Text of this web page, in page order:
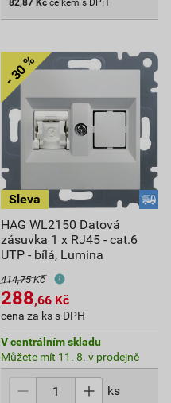
82,87 Kč celkem s DPH
HAG WL2150 Datová
zásuvka 1 x RJ45 - cat.6
UTP - bílá, Lumina
414,75 Kč
288,66 Kč
cena za ks s DPH
V centrálním skladu
Můžete mít 11. 8. v prodejně
ks